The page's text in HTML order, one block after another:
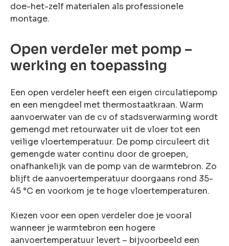
advies?
probleem!
ons op
doe-het-zelf materialen als professionele
montage.
Open verdeler met pomp –
werking en toepassing
Een open verdeler heeft een eigen circulatiepomp
en een mengdeel met thermostaatkraan. Warm
aanvoerwater van de cv of stadsverwarming wordt
gemengd met retourwater uit de vloer tot een
veilige vloertemperatuur. De pomp circuleert dit
gemengde water continu door de groepen,
onafhankelijk van de pomp van de warmtebron. Zo
blijft de aanvoertemperatuur doorgaans rond 35-
45 °C en voorkom je te hoge vloertemperaturen.
Kiezen voor een open verdeler doe je vooral
wanneer je warmtebron een hogere
aanvoertemperatuur levert – bijvoorbeeld een